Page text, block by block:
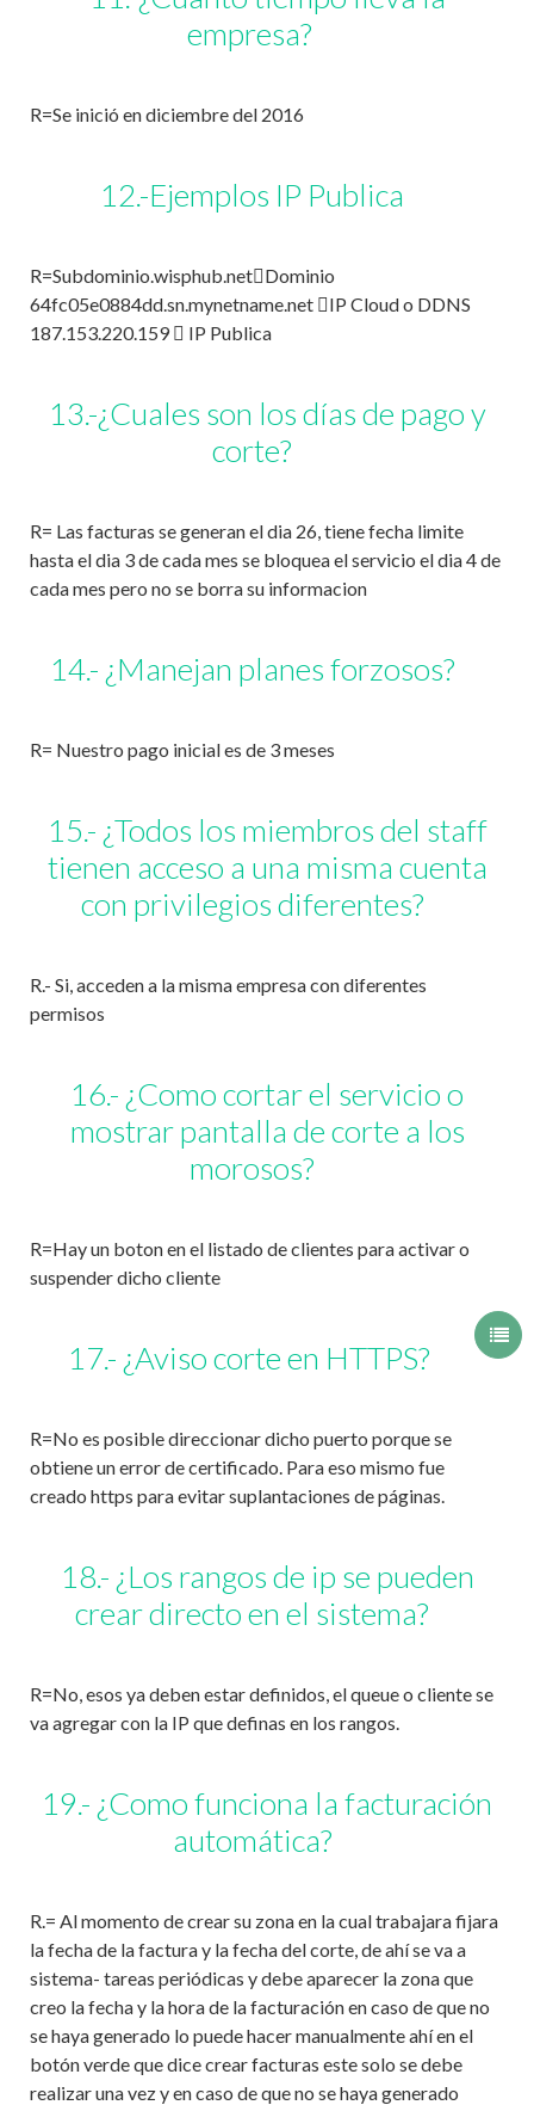
empresa?
R=Se inició en diciembre del 2016
12.-Ejemplos IP Publica
R=Subdominio.wisphub.netDominio
64fc05e0884dd.sn.mynetname.net IP Cloud o DDNS
187.153.220.159  IP Publica
13.-¿Cuales son los días de pago y
corte?
R= Las facturas se generan el dia 26, tiene fecha limite
hasta el dia 3 de cada mes se bloquea el servicio el dia 4 de
cada mes pero no se borra su informacion
14.- ¿Manejan planes forzosos?
R= Nuestro pago inicial es de 3 meses
15.- ¿Todos los miembros del staff
tienen acceso a una misma cuenta
con privilegios diferentes?
R.- Si, acceden a la misma empresa con diferentes
permisos
16.- ¿Como cortar el servicio o
mostrar pantalla de corte a los
morosos?
R=Hay un boton en el listado de clientes para activar o
suspender dicho cliente
17.- ¿Aviso corte en HTTPS?
R=No es posible direccionar dicho puerto porque se
obtiene un error de certificado. Para eso mismo fue
creado https para evitar suplantaciones de páginas.
18.- ¿Los rangos de ip se pueden
crear directo en el sistema?
R=No, esos ya deben estar definidos, el queue o cliente se
va agregar con la IP que definas en los rangos.
19.- ¿Como funciona la facturación
automática?
R.= Al momento de crear su zona en la cual trabajara fijara
la fecha de la factura y la fecha del corte, de ahí se va a
sistema- tareas periódicas y debe aparecer la zona que
creo la fecha y la hora de la facturación en caso de que no
se haya generado lo puede hacer manualmente ahí en el
botón verde que dice crear facturas este solo se debe
realizar una vez y en caso de que no se haya generado